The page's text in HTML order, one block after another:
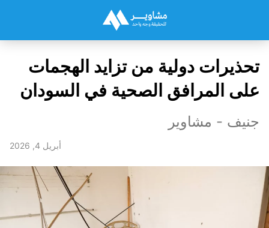
تحذيرات دولية من تزايد الهجمات
على المرافق الصحية في السودان
جنيف - مشاوير
أبريل 4, 2026